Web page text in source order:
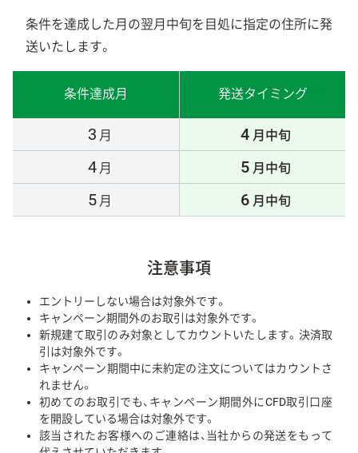
条件を達成した月の翌月中旬を目処に指定の住所に発
送いたします。
条件達成月 発送タイミング
3 月 4 月中旬
4 月 5 月中旬
5 月 6 月中旬
注意事項
エントリーしない場合は対象外です。
キャンペーン期間外のお取引は対象外です。
新規建て取引のみ対象としてカウントいたします。決済取
引は対象外です。
キャンペーン期間中に未約定の注文についてはカウントさ
れません。
初めてのお取引でも、キャンペーン期間外にCFD取引口座
を開設している場合は対象外です。
該当されたお客様へのご連絡は、当社からの発送をもって